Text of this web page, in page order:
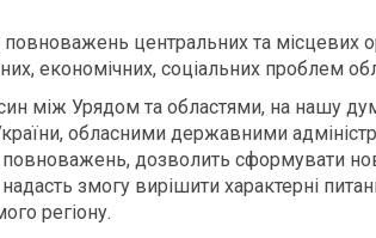
повноважень центральних та місцевих
економічних, соціальних проблем
між Урядом та областями, на нашу
обласними державними
дозволить сформувати
змогу вирішити характерні
регіону.